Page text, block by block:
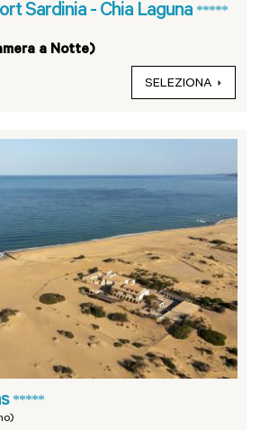
Sardinia - Chia Laguna *****
a Notte)
SELEZIONA
*****